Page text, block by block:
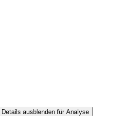
Details ausblenden für Analyse